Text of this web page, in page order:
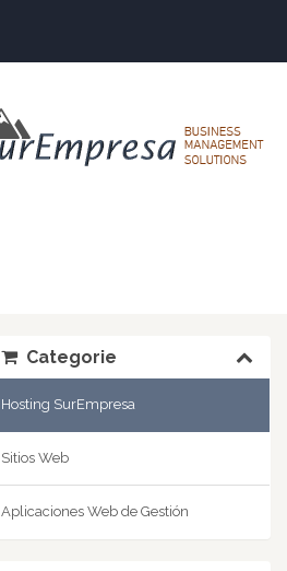
Categorie
Hosting SurEmpresa
Sitios Web
Aplicaciones Web de Gestión